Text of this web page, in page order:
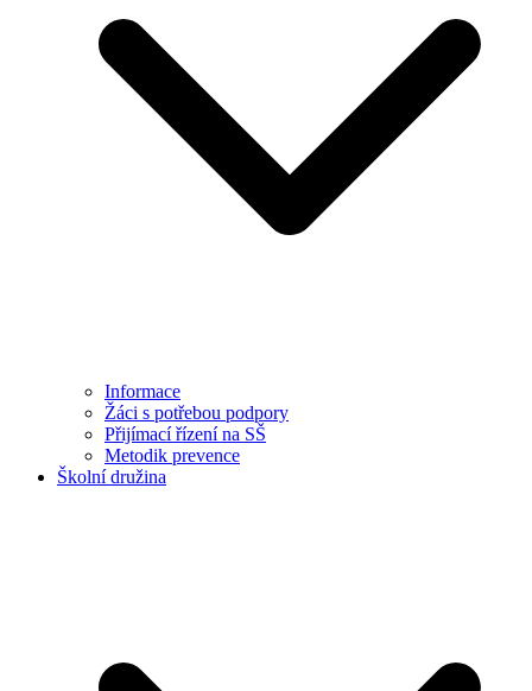
Informace
Žáci s potřebou podpory
Přijímací řízení na SŠ
Metodik prevence
Školní družina